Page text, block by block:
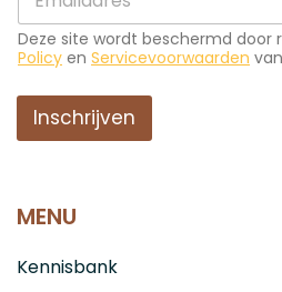
l
E
-
a
l
m
a
i
l
Deze site wordt beschermd door
Policy en Servicevoorwaarden
Inschrijven
MENU
Kennisbank